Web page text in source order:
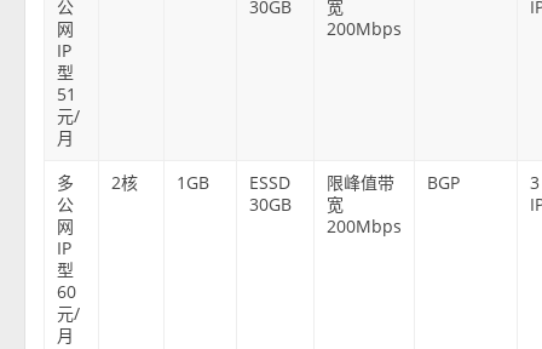
公
网
IP
型
51
元/
月
30GB
宽
200Mbps
多
公
网
IP
型
60
元/
月
2核 1GB
ESSD
30GB
限峰值带
宽
200Mbps
BGP
3